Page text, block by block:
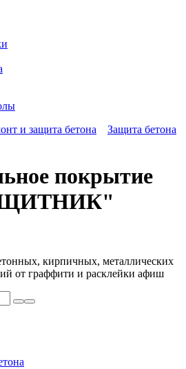
и защита бетона Защита бетона
покрытие
кирпичных, металлических
от граффити и расклейки афиш